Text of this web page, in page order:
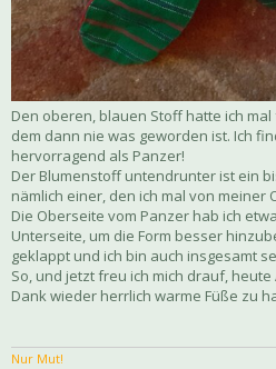
Den oberen, blauen Stoff hatte ich
dem dann nie was geworden ist. Ich
hervorragend als Panzer!
Der Blumenstoff untendrunter ist ein
nämlich einer, den ich mal von meiner
Die Oberseite vom Panzer hab ich
Unterseite, um die Form besser
geklappt und ich bin auch insgesamt
So, und jetzt freu ich mich drauf,
Dank wieder herrlich warme Füße zu
Nur Mut!